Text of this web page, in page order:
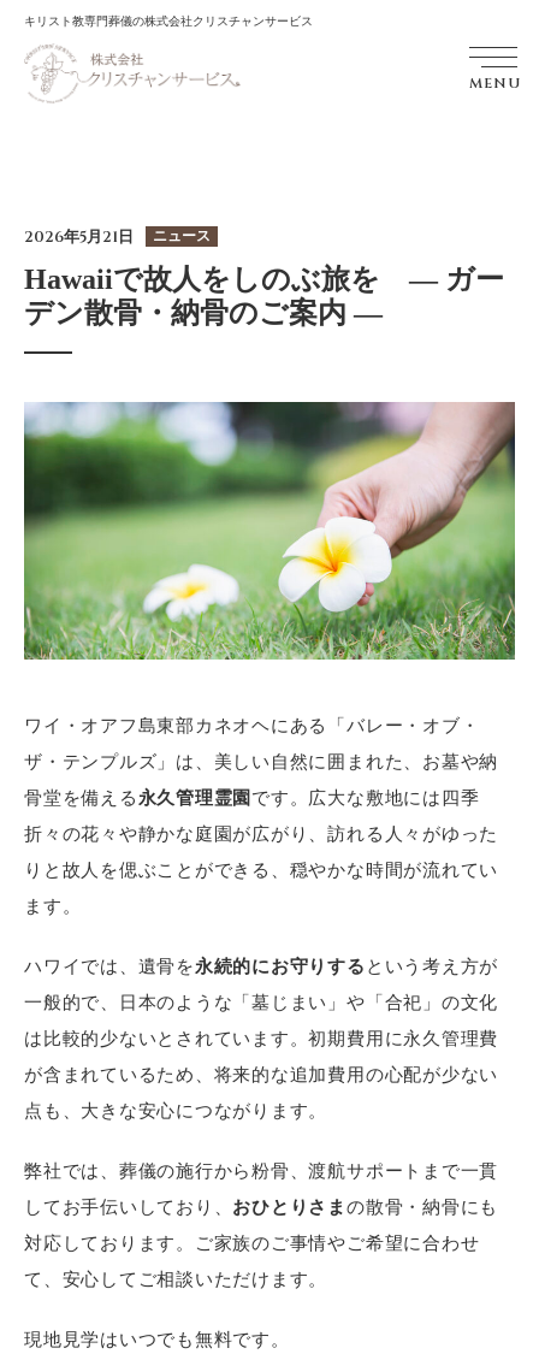
キリスト教専門葬儀の株式会社クリスチャンサービス
MENU
2026年5月21日 ニュース
Hawaiiで故人をしのぶ旅を ― ガー
デン散骨・納骨のご案内 ―
ワイ・オアフ島東部カネオヘにある「バレー・オブ・
ザ・テンプルズ」は、美しい自然に囲まれた、お墓や納
骨堂を備える 永久管理霊園 です。広大な敷地には四季
折々の花々や静かな庭園が広がり、訪れる人々がゆった
りと故人を偲ぶことができる、穏やかな時間が流れてい
ます。
ハワイでは、遺骨を永続的にお守りする という考え方が
一般的で、日本のような「墓じまい」や「合祀」の文化
は比較的少ないとされています。初期費用に永久管理費
が含まれているため、将来的な追加費用の心配が少ない
点も、大きな安心につながります。
弊社では、葬儀の施行から粉骨、渡航サポートまで一貫
してお手伝いしており、 おひとりさまの散骨・納骨にも
対応しております。ご家族のご事情やご希望に合わせ
て、安心してご相談いただけます。
現地見学はいつでも無料です。